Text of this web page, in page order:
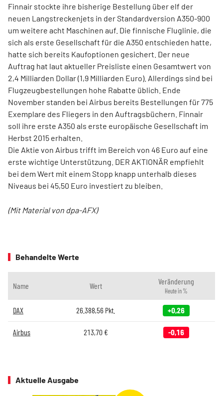
Finnair stockte ihre bisherige Bestellung über elf der
neuen Langstreckenjets in der Standardversion A350-900
um weitere acht Maschinen auf. Die finnische Fluglinie, die
sich als erste Gesellschaft für die A350 entschieden hatte,
hatte sich bereits Kaufoptionen gesichert. Der neue
Auftrag hat laut aktueller Preisliste einen Gesamtwert von
2,4 Milliarden Dollar (1,9 Milliarden Euro). Allerdings sind bei
Flugzeugbestellungen hohe Rabatte üblich. Ende
November standen bei Airbus bereits Bestellungen für 775
Exemplare des Fliegers in den Auftragsbüchern. Finnair
soll ihre erste A350 als erste europäische Gesellschaft im
Herbst 2015 erhalten.
Die Aktie von Airbus trifft im Bereich von 46 Euro auf eine
erste wichtige Unterstützung. DER AKTIONÄR empfiehlt
bei dem Wert mit einem Stopp knapp unterhalb dieses
Niveaus bei 45,50 Euro investiert zu bleiben.
(Mit Material von dpa-AFX)
Behandelte Werte
Name Wert Veränderung
Heute in %
DAX 26.388,56 Pkt. +0,26
Airbus 213,70€ -0,16
Aktuelle Ausgabe